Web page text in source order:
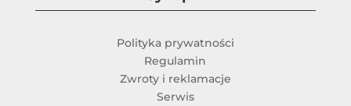
Polityka prywatności
Regulamin
Zwroty i reklamacje
Serwis